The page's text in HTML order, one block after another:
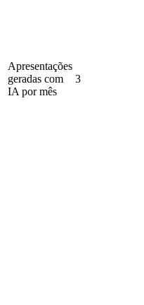
Apresentações
geradas com
IA por mês
3